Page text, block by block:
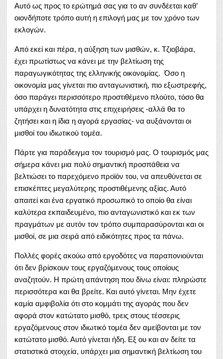
Αυτό ως προς το ερώτημά σας για το αν συνδέεται καθ’
οιονδήποτε τρόπο αυτή η επιλογή μας με τον χρόνο των
εκλογών.
Από εκεί και πέρα, η αύξηση των μισθών, κ. Τζιοβάρα,
έχει πρωτίστως να κάνει με την βελτίωση της
παραγωγικότητας της ελληνικής οικονομίας. Όσο η
οικονομία μας γίνεται πιο ανταγωνιστική, πιο εξωστρεφής,
όσο παράγει περισσότερο προστιθέμενο πλούτο, τόσο θα
υπάρχει η δυνατότητα στις επιχειρήσεις -αλλά θα το
ζητήσει και η ίδια η αγορά εργασίας- να αυξάνονται οι
μισθοί του ιδιωτικού τομέα.
Πάρτε για παράδειγμα τον τουρισμό μας. Ο τουρισμός μας
σήμερα κάνει μια πολύ σημαντική προσπάθεια να
βελτιώσει το παρεχόμενο προϊόν του, να απευθύνεται σε
επισκέπτες μεγαλύτερης προστιθέμενης αξίας. Αυτό
απαιτεί και ένα εργατικό προσωπικό το οποίο θα είναι
καλύτερα εκπαιδευμένο, πιο ανταγωνιστικό και εκ των
πραγμάτων με αυτόν τον τρόπο συμπαρασύρονται και οι
μισθοί, σε μια σειρά από ειδικότητες προς τα πάνω.
Πολλές φορές ακούω από εργοδότες να παραπονιούνται
ότι δεν βρίσκουν τους εργαζόμενους τους οποίους
αναζητούν. Η πρώτη απάντηση που δίνω είναι: πληρώστε
περισσότερα και θα βρείτε. Και αυτό γίνεται. Μην έχετε
καμία αμφιβολία ότι στο κομμάτι της αγοράς που δεν
αφορά στον κατώτατο μισθό, τρεις στους τέσσερις
εργαζόμενους στον ιδιωτικό τομέα δεν αμείβονται με τον
κατώτατο μισθό. Αυτό γίνεται ήδη. Εξ ου και αν δείτε τα
στατιστικά στοιχεία, υπάρχει μια σημαντική βελτίωση του